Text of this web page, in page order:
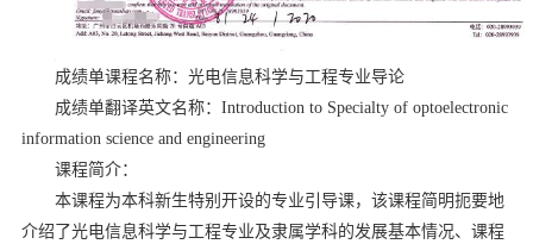
成绩单课程名称：光电信息科学与工程专业导论
成绩单翻译英文名称： Introduction to Specialty of optoelectronic
information science and engineering
课程简介：
本课程为本科新生特别开设的专业引导课，该课程简明扼要地
介绍了光电信息科学与工程专业及隶属学科的发展基本情况、课程